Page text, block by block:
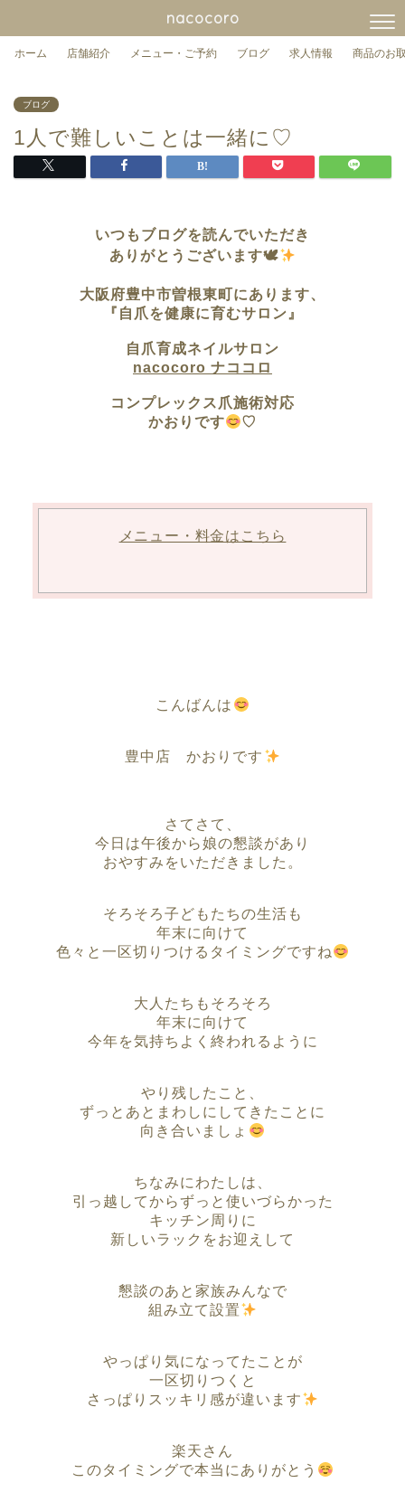
nacocoro
ホーム 店舗紹介 メニュー・ご予約 ブログ 求人情報 商品のお
ブログ
1人で難しいことは一緒に♡
いつもブログを読んでいただき
ありがとうございます🕊
大阪府豊中市曽根東町にあります、
『自爪を健康に育むサロン』
自爪育成ネイルサロン
nacocoro ナココロ
コンプレックス爪施術対応
かおりです
♡
メニュー・料金はこちら
こんばんは
豊中店 かおりです
さてさて、
今日は午後から娘の懇談があり
おやすみをいただきました。
そろそろ子どもたちの生活も
年末に向けて
色々と一区切りつけるタイミングですね
大人たちもそろそろ
年末に向けて
今年を気持ちよく終われるように
やり残したこと、
ずっとあとまわしにしてきたことに
向き合いましょ
ちなみにわたしは、
引っ越してからずっと使いづらかった
キッチン周りに
新しいラックをお迎えして
懇談のあと家族みんなで
組み立て設置
やっぱり気になってたことが
一区切りつくと
さっぱりスッキリ感が違います
楽天さん
このタイミングで本当にありがとう